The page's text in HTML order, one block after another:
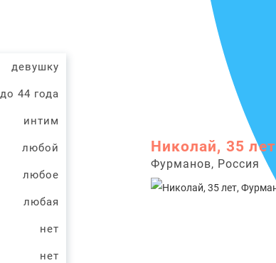
девушку
до 44 года
интим
любой
любое
любая
нет
нет
Николай, 35 лет
Фурманов, Россия